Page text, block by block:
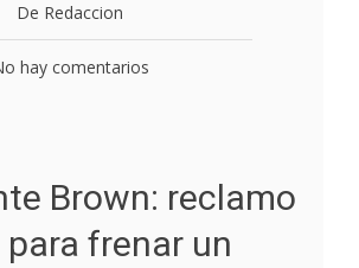
De Redaccion
hay comentarios
Brown: reclamo
frenar un